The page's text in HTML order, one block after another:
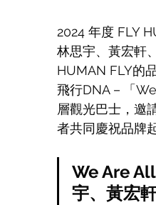
2024 年度 FLY
林思宇、黃宏軒
HUMAN FLY的
飛行DNA－「
層觀光巴士，邀
者共同慶祝品牌
We Are
宇、黃宏